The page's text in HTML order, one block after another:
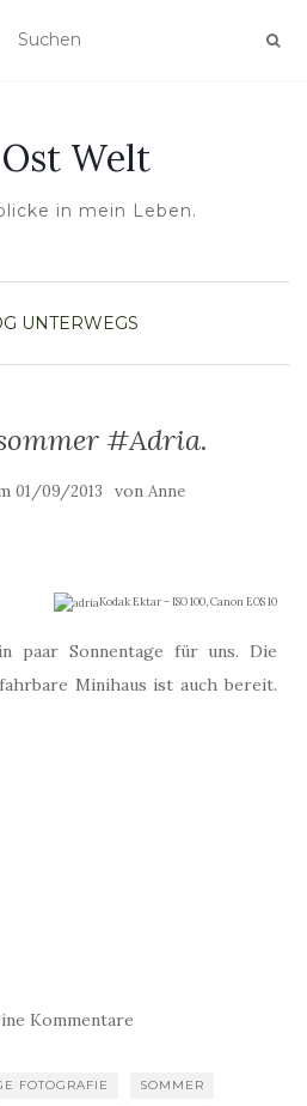
Welt
in mein Leben.
UNTERWEGS
#Adria.
01/09/2013 von Anne
Kodak Ektar – ISO 100, Canon EOS 10
paar Sonnentage für uns. Die
Minihaus ist auch bereit.
Kommentare
FOTOGRAFIE SOMMER